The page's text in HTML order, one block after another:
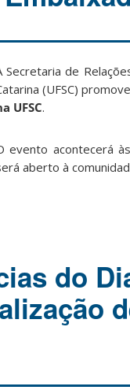
Secretaria de
(UFSC)
UFSC.
evento acontecerá
aberto à
do